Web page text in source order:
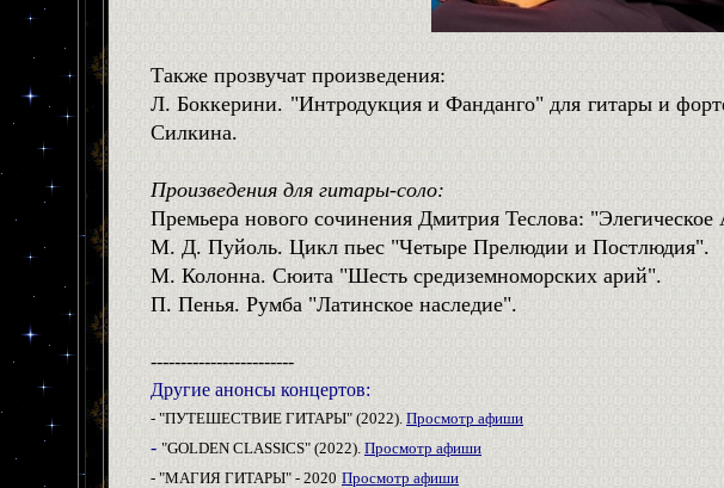
Также прозвучат произведения:
Л. Боккерини. "Интродукция и Фанданго" для гитары и
Силкина.
Произведения для гитары-соло:
Премьера нового сочинения Дмитрия Теслова:
М. Д. Пуйоль. Цикл пьес "Четыре Прелюдии и Постлюдия".
М. Колонна. Сюита "Шесть средиземноморских арий".
П. Пенья. Румба "Латинское наследие".
------------------------
Другие анонсы концертов:
- "ПУТЕШЕСТВИЕ ГИТАРЫ" (2022). Просмотр афиши
- "GOLDEN CLASSICS" (2022). Просмотр афиши
- "МАГИЯ ГИТАРЫ" - 2020 Просмотр афиши